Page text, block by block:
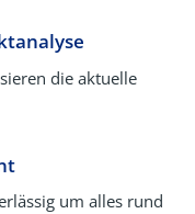
die aktuelle
um alles rund